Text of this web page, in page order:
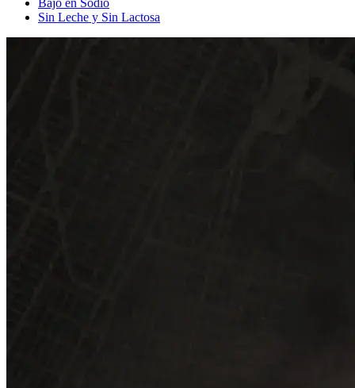
Sin Leche y Sin Lactosa